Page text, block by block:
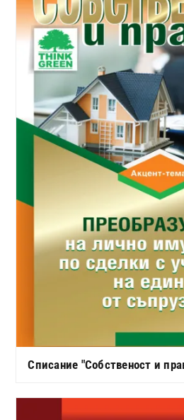
Списание "Собственост и